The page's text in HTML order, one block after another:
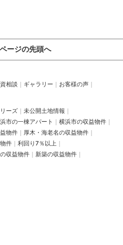
ージの先頭へ
相談 ギャラリー
お客様の声
ーズ
未公開土地情報
市の一棟アパート
横浜市の収益物件
物件
厚木・海老名の収益物件
件
利回り7％以上
収益物件
新築の収益物件